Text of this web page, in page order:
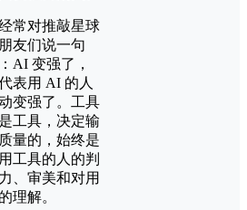
常对推敲星球
友们说一句
AI 变强了，
表用 AI 的人
变强了。工具
工具，决定输
量的，始终是
工具的人的判
、审美和对用
理解。